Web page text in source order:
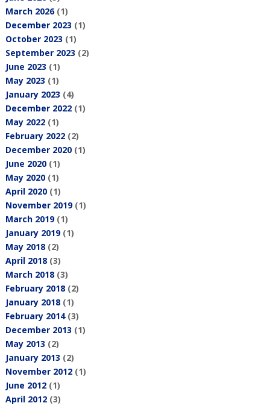
March 2026(1)
December 2023 (1)
October 2023 (1)
September 2023 (2)
June 2023 (1)
May 2023 (1)
January 2023 (4)
December 2022(1)
May 2022(1)
February 2022(2)
December 2020(1)
June 2020(1)
May 2020(1)
April 2020(1)
November 2019(1)
March 2019(1)
January 2019(1)
May 2018(2)
April 2018(3)
March 2018(3)
February 2018(2)
January 2018(1)
February 2014(3)
December 2013 (1)
May 2013 (2)
January 2013 (2)
November 2012(1)
June 2012(1)
April 2012(3)